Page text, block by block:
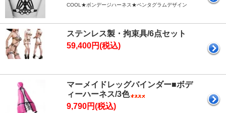
COOL★ボンデージハーネス★ペンタグラムデザイン
ステンレス製・拘束具/6点セット
59,400円(税込)
マーメイドレッグバインダー■ボデ
ィーハーネス/3色
9,790円(税込)